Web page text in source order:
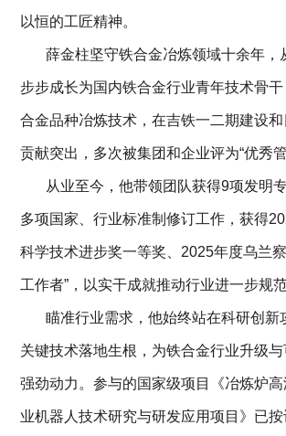
以恒的工匠精神。
       薛金柱坚守铁合金冶炼领域十余年，从一线技术员一
步步成长为国内铁合金行业青年技术骨
合金品种冶炼技术，在吉铁一二期建设
贡献突出，多次被集团和企业评为“优秀管
多项国家、行业标准制修订工作，获得
科学技术进步奖一等奖、2025年度乌兰
工作者”，以实干成就推动行业进一步规
       瞄准行业需求，他始终站在科研创新攻关一线，推动
关键技术落地生根，为铁合金行业升级
强劲动力。参与的国家级项目《冶炼炉
业机器人技术研究与研发应用项目》已